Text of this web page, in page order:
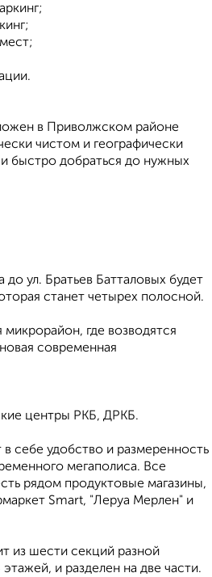
в Приволжском районе
чистом и географически
быстро добраться до нужных
ул. Братьев Батталовых будет
станет четырех полосной.
где возводятся
современная
центры РКБ, ДРКБ.
себе удобство и размеренность
мегаполиса. Все
рядом продуктовые магазины,
Smart, "Леруа Мерлен" и
из шести секций разной
и разделен на две части.